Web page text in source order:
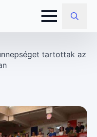
Search
tartottak az